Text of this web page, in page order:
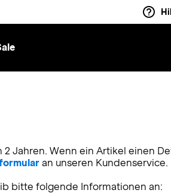
Jahren. Wenn ein Artikel einen
an unseren Kundenservice.
bitte folgende Informationen an: